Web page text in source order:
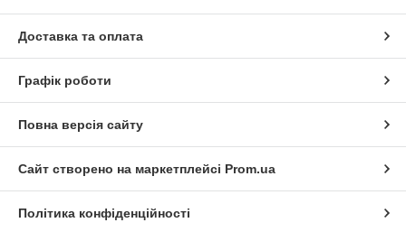
Доставка та оплата
Графік роботи
Повна версія сайту
Сайт створено на маркетплейсі Prom.ua
Політика конфіденційності